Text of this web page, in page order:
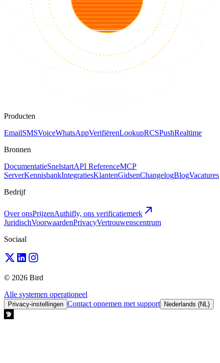
Producten
EmailSMSVoiceWhatsAppVerifiërenLookupRCSPushRealtime
Bronnen
DocumentatieSnelstartAPI ReferenceMCP
ServerKennisbankIntegratiesKlantenGidsenChangelogBlogVacatures
Bedrijf
Over onsPrijzenAuthifly, ons verificatiemerk
JuridischVoorwaardenPrivacyVertrouwenscentrum
Sociaal
© 2026 Bird
Alle systemen operationeel
Privacy-instellingen Contact opnemen met support Nederlands (NL)